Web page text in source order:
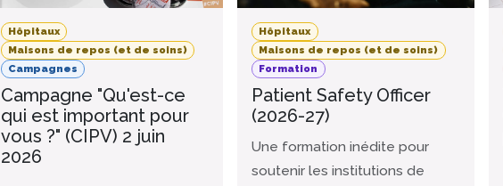
Hôpitaux
Maisons de repos (et de soins)
Campagnes
Campagne "Qu'est-ce
qui est important pour
vous ?" (CIPV) 2 juin
2026
Hôpitaux
Maisons de repos (et de soins)
Formation
Patient Safety Officer
(2026-27)
Une formation inédite pour
soutenir les institutions de